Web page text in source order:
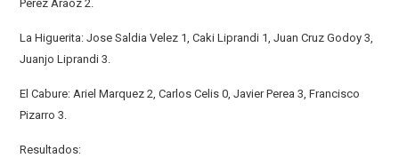
Perez Araoz 2.
La Higuerita: Jose Saldia Velez 1, Caki Liprandi 1, Juan Cruz Godoy 3,
Juanjo Liprandi 3.
El Cabure: Ariel Marquez 2, Carlos Celis 0, Javier Perea 3, Francisco
Pizarro 3.
Resultados: